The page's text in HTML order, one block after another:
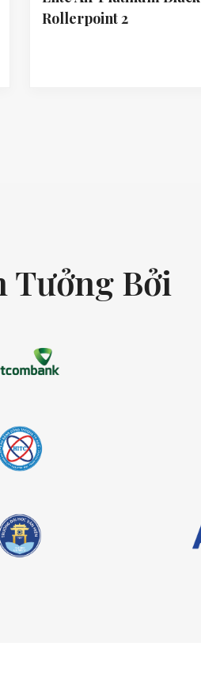
Rollerpoint 2
Tưởng Bởi